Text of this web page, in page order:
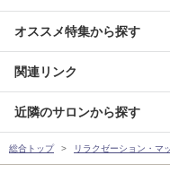
オススメ特集から探す
関連リンク
近隣のサロンから探す
総合トップ リラクゼーション・マ